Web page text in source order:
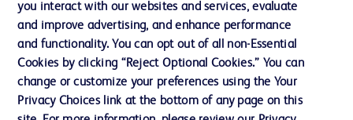
Assistance
Nous contacter
Préférences en matière de cookies
you interact with our websites and services, evaluate
and improve advertising, and enhance performance
and functionality. You can opt out of all non-Essential
Cookies by clicking “Reject Optional Cookies.” You can
change or customize your preferences using the Your
Privacy Choices link at the bottom of any page on this